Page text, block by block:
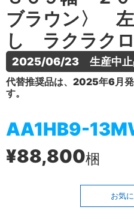
ブラウン〉
し ラクラク
2025/06/23　生産中止
代替推奨品は、2025年6月
す。
AA1HB9-
¥88,800梱
お気